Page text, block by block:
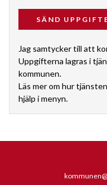
Jag samtycker till att
Uppgifterna lagras i
kommunen.
Läs mer om hur
hjälp i menyn.